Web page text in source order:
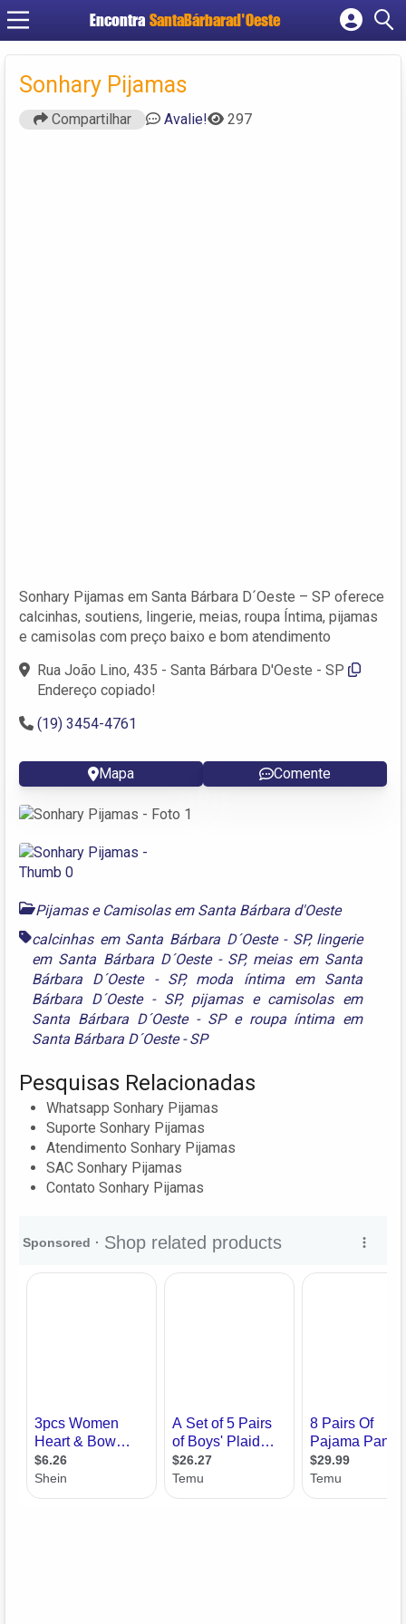
Encontra SantaBárbarad'Oeste
Cadastrar empresa
Criar conta
Sonhary Pijamas
Compartilhar Avalie! 297
Sonhary Pijamas em Santa Bárbara D´Oeste – SP oferece
calcinhas, soutiens, lingerie, meias, roupa Íntima, pijamas
e camisolas com preço baixo e bom atendimento
Rua João Lino, 435 - Santa Bárbara D'Oeste - SP
Endereço copiado!
(19) 3454-4761
Mapa Comente
Pijamas e Camisolas em Santa Bárbara d'Oeste
calcinhas em Santa Bárbara D´Oeste - SP, lingerie
em Santa Bárbara D´Oeste - SP, meias em Santa
Bárbara D´Oeste - SP, moda íntima em Santa
Bárbara D´Oeste - SP, pijamas e camisolas em
Santa Bárbara D´Oeste - SPe roupa íntima em
Santa Bárbara D´Oeste - SP
Pesquisas Relacionadas
Whatsapp Sonhary Pijamas
Suporte Sonhary Pijamas
Atendimento Sonhary Pijamas
SAC Sonhary Pijamas
Contato Sonhary Pijamas